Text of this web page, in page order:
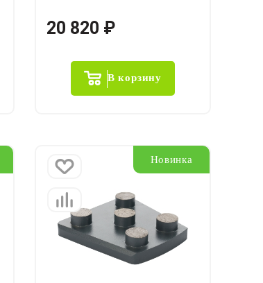
20 820 ₽
В корзину
Новинка